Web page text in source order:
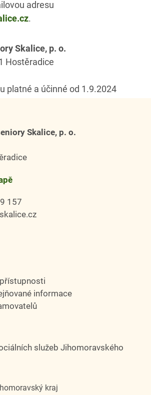
adresu
.
Skalice, p. o.
Hostěradice
platné a účinné od 1.9.2024
Skalice, p. o.
157
informace
služeb Jihomoravského
kraj